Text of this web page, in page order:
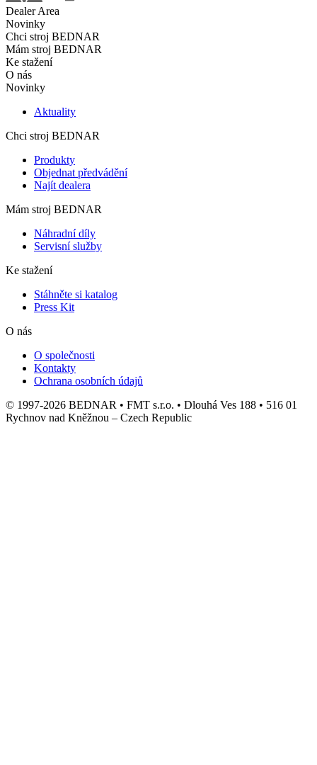
Dealer Area
Novinky
Chci stroj BEDNAR
Mám stroj BEDNAR
Ke stažení
O nás
Novinky
Aktuality
Chci stroj BEDNAR
Produkty
Objednat předvádění
Najít dealera
Mám stroj BEDNAR
Náhradní díly
Servisní služby
Ke stažení
Stáhněte si katalog
Press Kit
O nás
O společnosti
Kontakty
Ochrana osobních údajů
© 1997-2026 BEDNAR • FMT s.r.o. • Dlouhá Ves 188 • 516 01
Rychnov nad Kněžnou – Czech Republic